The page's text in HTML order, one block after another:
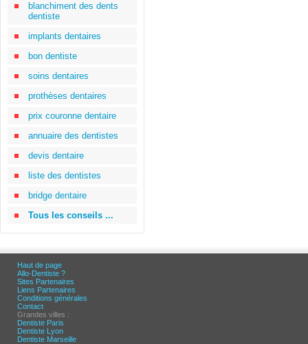
blanchiment des dents
dentiste
implants dentaires
bon dentiste
soins dentaires
prothèses dentaires
prix couronne dentaire
annuaire des dentistes
devis dentaire
liste des dentistes
bridge dentaire
Tous les conseils ...
Haut de page
Allo-Dentiste ?
Sites Partenaires
Liens Partenaires
Conditions générales
Contact
Grandes villes :
Dentiste Paris
Dentiste Lyon
Dentiste Marseille